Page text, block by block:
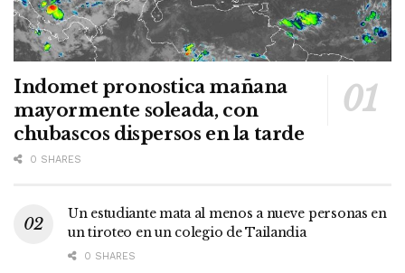
Indomet pronostica mañana
mayormente soleada, con
chubascos dispersos en la tarde
0 SHARES
Un estudiante mata al menos a nueve personas en
un tiroteo en un colegio de Tailandia
0 SHARES